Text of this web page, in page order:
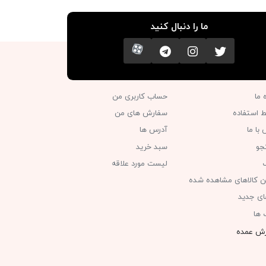
ما را دنبال کنید
تویتر اینستاگرامکانال تلگرام
آپارات
ما
استفاده
با ما
کالاهای مشاهده شده
جدید
ها
حساب کاربری من
سفارش های من‎
آدرس ها
سبد خرید
لیست مورد علاقه
عمده